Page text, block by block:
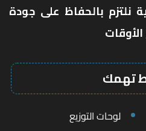
نلتزم بالحفاظ على جودة
تهمك
لوحات التوزيع